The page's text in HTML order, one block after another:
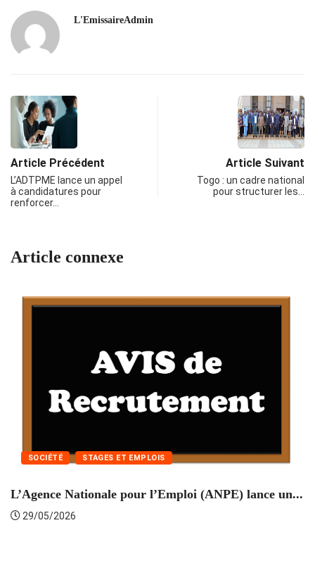
L'EmissaireAdmin
Article Précédent
L’ADTPME lance un appel
à candidatures pour
renforcer…
Article Suivant
Togo : un cadre national
pour structurer les…
Article connexe
SOCIÉTÉ STAGES ET EMPLOIS
L’Agence Nationale pour l’Emploi (ANPE) lance un...
29/05/2026